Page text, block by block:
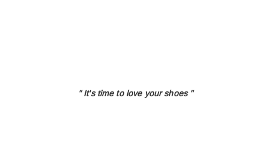
" It's time to loveyour shoes "